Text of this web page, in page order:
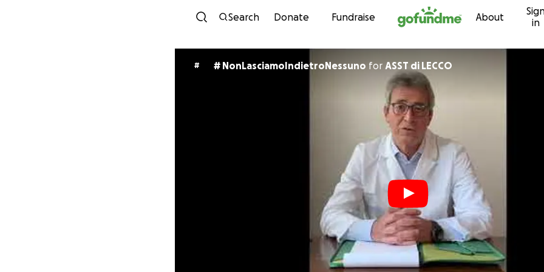
Skip to content
Search Donate Fundraise About
in
# # NonLasciamoIndietroNessuno for ASST di LECCO